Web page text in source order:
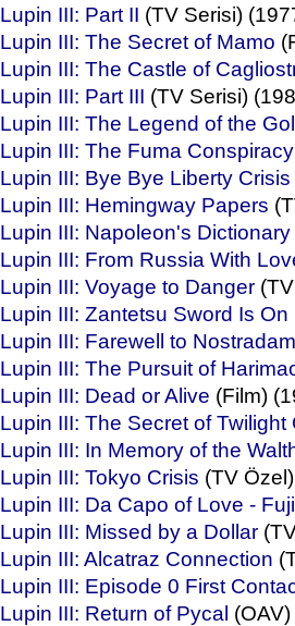
Lupin III: Part II (TV Serisi)
Lupin III: The Secret of Mamo
Lupin III: The Castle of
Lupin III: Part III (TV Serisi)
Lupin III: The Legend of the
Lupin III: The Fuma Conspiracy
Lupin III: Bye Bye Liberty Crisis
Lupin III: Hemingway Papers
Lupin III: Napoleon's Dictionary
Lupin III: From Russia With
Lupin III: Voyage to Danger(TV
Lupin III: Zantetsu Sword Is On
Lupin III: Farewell to
Lupin III: The Pursuit of
Lupin III: Dead or Alive (Film)
Lupin III: The Secret of Twilight
Lupin III: In Memory of the
Lupin III: Tokyo Crisis (TV
Lupin III: Da Capo of Love -
Lupin III: Missed by a Dollar
Lupin III: Alcatraz Connection
Lupin III: Episode 0 First
Lupin III: Return of Pycal